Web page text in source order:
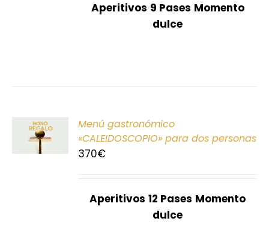
Aperitivos 9 Pases Momento
dulce
Menú gastronómico
«CALEIDOSCOPIO» para dos personas
370€
Aperitivos 12 Pases Momento
dulce